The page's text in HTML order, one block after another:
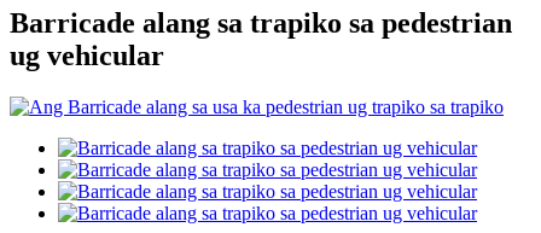
Barricade alang sa trapiko sa pedestrian
ug vehicular